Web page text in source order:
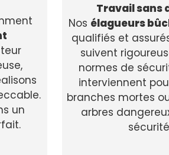
un
Travail sans
Nos élagueurs
qualifiés et
suivent
normes de
interviennent
branches mortes
arbres